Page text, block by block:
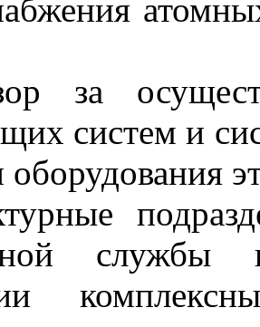
за
систем и
оборудования